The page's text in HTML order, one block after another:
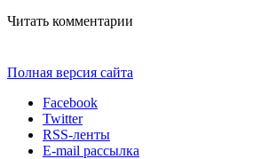
Читать комментарии
Полная версия сайта
Facebook
Twitter
RSS-ленты
E-mail рассылка